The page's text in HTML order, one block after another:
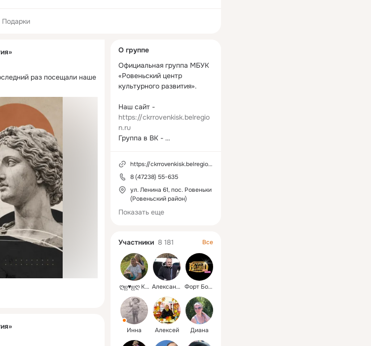
Подарки
раз посещали наше
колонка
О группе
Официальная группа МБУК
«Ровеньский центр
культурного развития».
https://ckrrovenkisk.belregio
n.ru
https://ckrrovenkisk.belregion.ru
8 (47238) 55-635
ул. Ленина 61, пос. Ровеньки
(Ровеньский район)
Показать еще
Участники 8 181 Все
ღஐ♥ஐღ К@TюSHkА Александр Форт Боярд
Инна Алексей Диана